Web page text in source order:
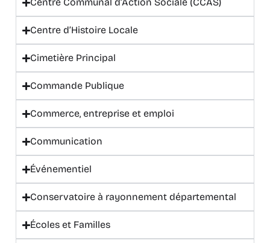
Centre d’Histoire Locale
Cimetière Principal
Commande Publique
Commerce, entreprise et emploi
Communication
Événementiel
Conservatoire à rayonnement départemental
Écoles et Familles